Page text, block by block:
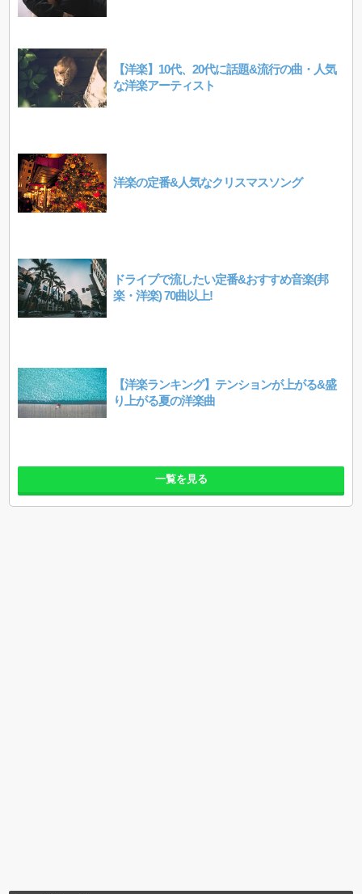
【洋楽】10代、20代に話題&流行の曲・人気
な洋楽アーティスト
洋楽の定番&人気なクリスマスソング
ドライブで流したい定番&おすすめ音楽(邦
楽・洋楽) 70曲以上!
【洋楽ランキング】テンションが上がる&盛
り上がる夏の洋楽曲
一覧を見る